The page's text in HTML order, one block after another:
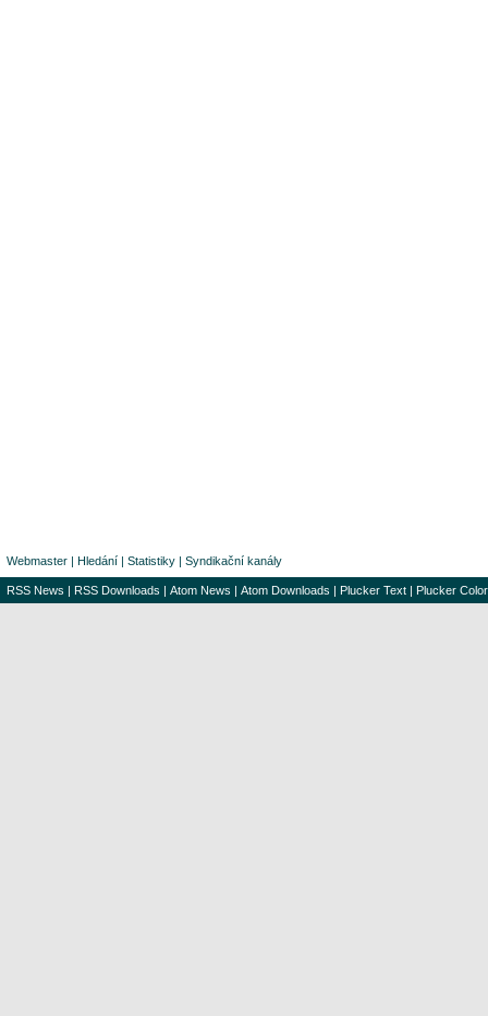
Webmaster | Hledání | Statistiky | Syndikační kanály
RSS News | RSS Downloads | Atom News | Atom Downloads | Plucker Text | Plucker Color